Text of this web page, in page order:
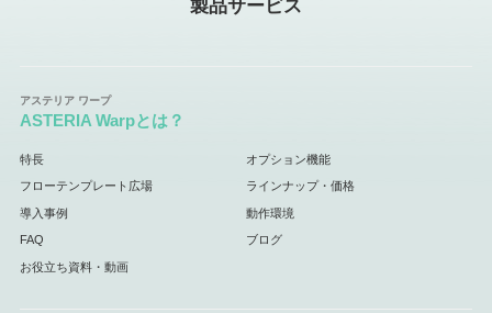
製品サービス
ASTERIA Warpとは？
特長 オプション機能
フローテンプレート広場 ラインナップ・価格
導入事例 動作環境
FAQ ブログ
お役立ち資料・動画